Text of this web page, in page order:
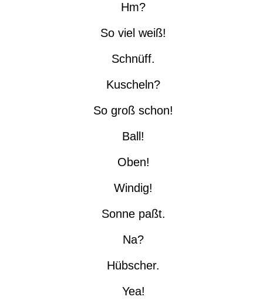
Hm?
So viel weiß!
Schnüff.
Kuscheln?
So groß schon!
Ball!
Oben!
Windig!
Sonne paßt.
Na?
Hübscher.
Yea!